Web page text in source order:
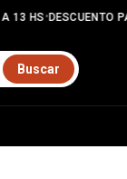
13 HS•DESCUENTO
Buscar